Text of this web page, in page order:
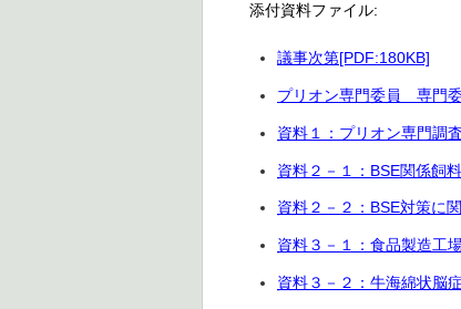
添付資料ファイル:
議事次第[PDF:180KB]
プリオン専門委員 専門
資料１：プリオン専門調
資料２－１：BSE関係飼
資料２－２：BSE対策に
資料３－１：食品製造工
資料３－２：牛海綿状脳